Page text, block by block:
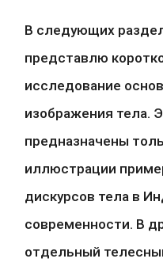
В следующих
представлю
исследование
изображения тела.
предназначены
иллюстрации
дискурсов тела в
современности. В
отдельный